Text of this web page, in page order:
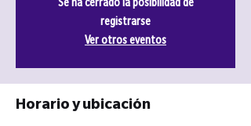
Se ha cerrado la posibilidad de
registrarse
Ver otros eventos
Horario y ubicación